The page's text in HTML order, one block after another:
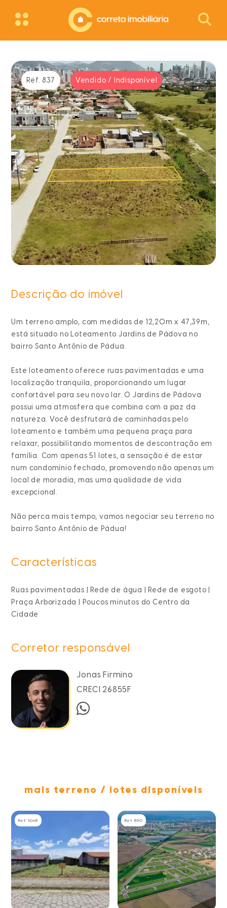
Ref. 837 Vendido / Indisponível
Descrição do imóvel
Um terreno amplo, com medidas de 12,20m x 47,39m,
está situado no Loteamento Jardins de Pádova no
bairro Santo Antônio de Pádua.
Este loteamento oferece ruas pavimentadas e uma
localização tranquila, proporcionando um lugar
confortável para seu novo lar. O Jardins de Pádova
possui uma atmosfera que combina com a paz da
natureza. Você desfrutará de caminhadas pelo
loteamento e também uma pequena praça para
relaxar, possibilitando momentos de descontração em
família. Com apenas 51 lotes, a sensação é de estar
num condomínio fechado, promovendo não apenas um
local de moradia, mas uma qualidade de vida
excepcional.
Não perca mais tempo, vamos negociar seu terreno no
bairro Santo Antônio de Pádua!
Características
Ruas pavimentadas | Rede de água | Rede de esgoto |
Praça Arborizada | Poucos minutos do Centro da
Cidade
Corretor responsável
Jonas Firmino
CRECI 26855F
mais terreno / lotes disponíveis
Ref. 1068 Ref. 890